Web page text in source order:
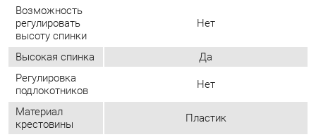
Растущие
Для кого
Обивка
подлокотников Без обивки
Материал
подлокотников
Пластик
Материал
роликов
Пластик